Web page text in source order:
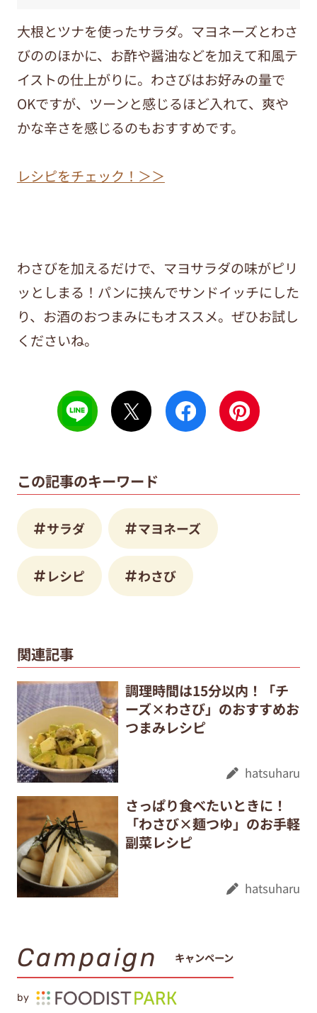
大根とツナを使ったサラダ。マヨネーズとわさ
びののほかに、お酢や醤油などを加えて和風テ
イストの仕上がりに。わさびはお好みの量で
OKですが、ツーンと感じるほど入れて、爽や
かな辛さを感じるのもおすすめです。
レシピをチェック！＞＞
わさびを加えるだけで、マヨサラダの味がピリ
ッとしまる！パンに挟んでサンドイッチにした
り、お酒のおつまみにもオススメ。ぜひお試し
くださいね。
この記事のキーワード
サラダ マヨネーズ
レシピ わさび
関連記事
調理時間は15分以内！「チ
ーズ×わさび」のおすすめお
つまみレシピ
hatsuharu
さっぱり食べたいときに！
「わさび×麺つゆ」のお手軽
副菜レシピ
hatsuharu
Campaign キャンペーン
by